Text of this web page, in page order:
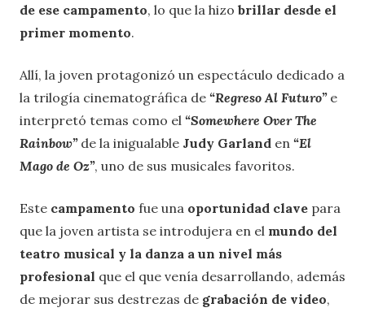
de ese campamento, lo que la hizo brillar desde el
primer momento.
Allí, la joven protagonizó un espectáculo dedicado a
la trilogía cinematográfica de “Regreso Al Futuro”e
interpretó temas como el “Somewhere Over The
Rainbow”de la inigualable Judy Garland en “El
Mago de Oz”, uno de sus musicales favoritos.
Este campamento fue una oportunidad clave para
que la joven artista se introdujera en el mundo del
teatro musical y la danza a un nivel más
profesional que el que venía desarrollando, además
de mejorar sus destrezas de grabación de video,